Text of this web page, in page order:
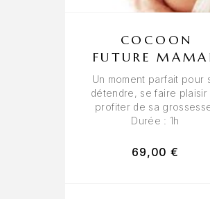
COCOON
FUTURE
Un moment parfait pour
détendre, se faire plaisir
profiter de sa
Durée : 1h
69,00 €